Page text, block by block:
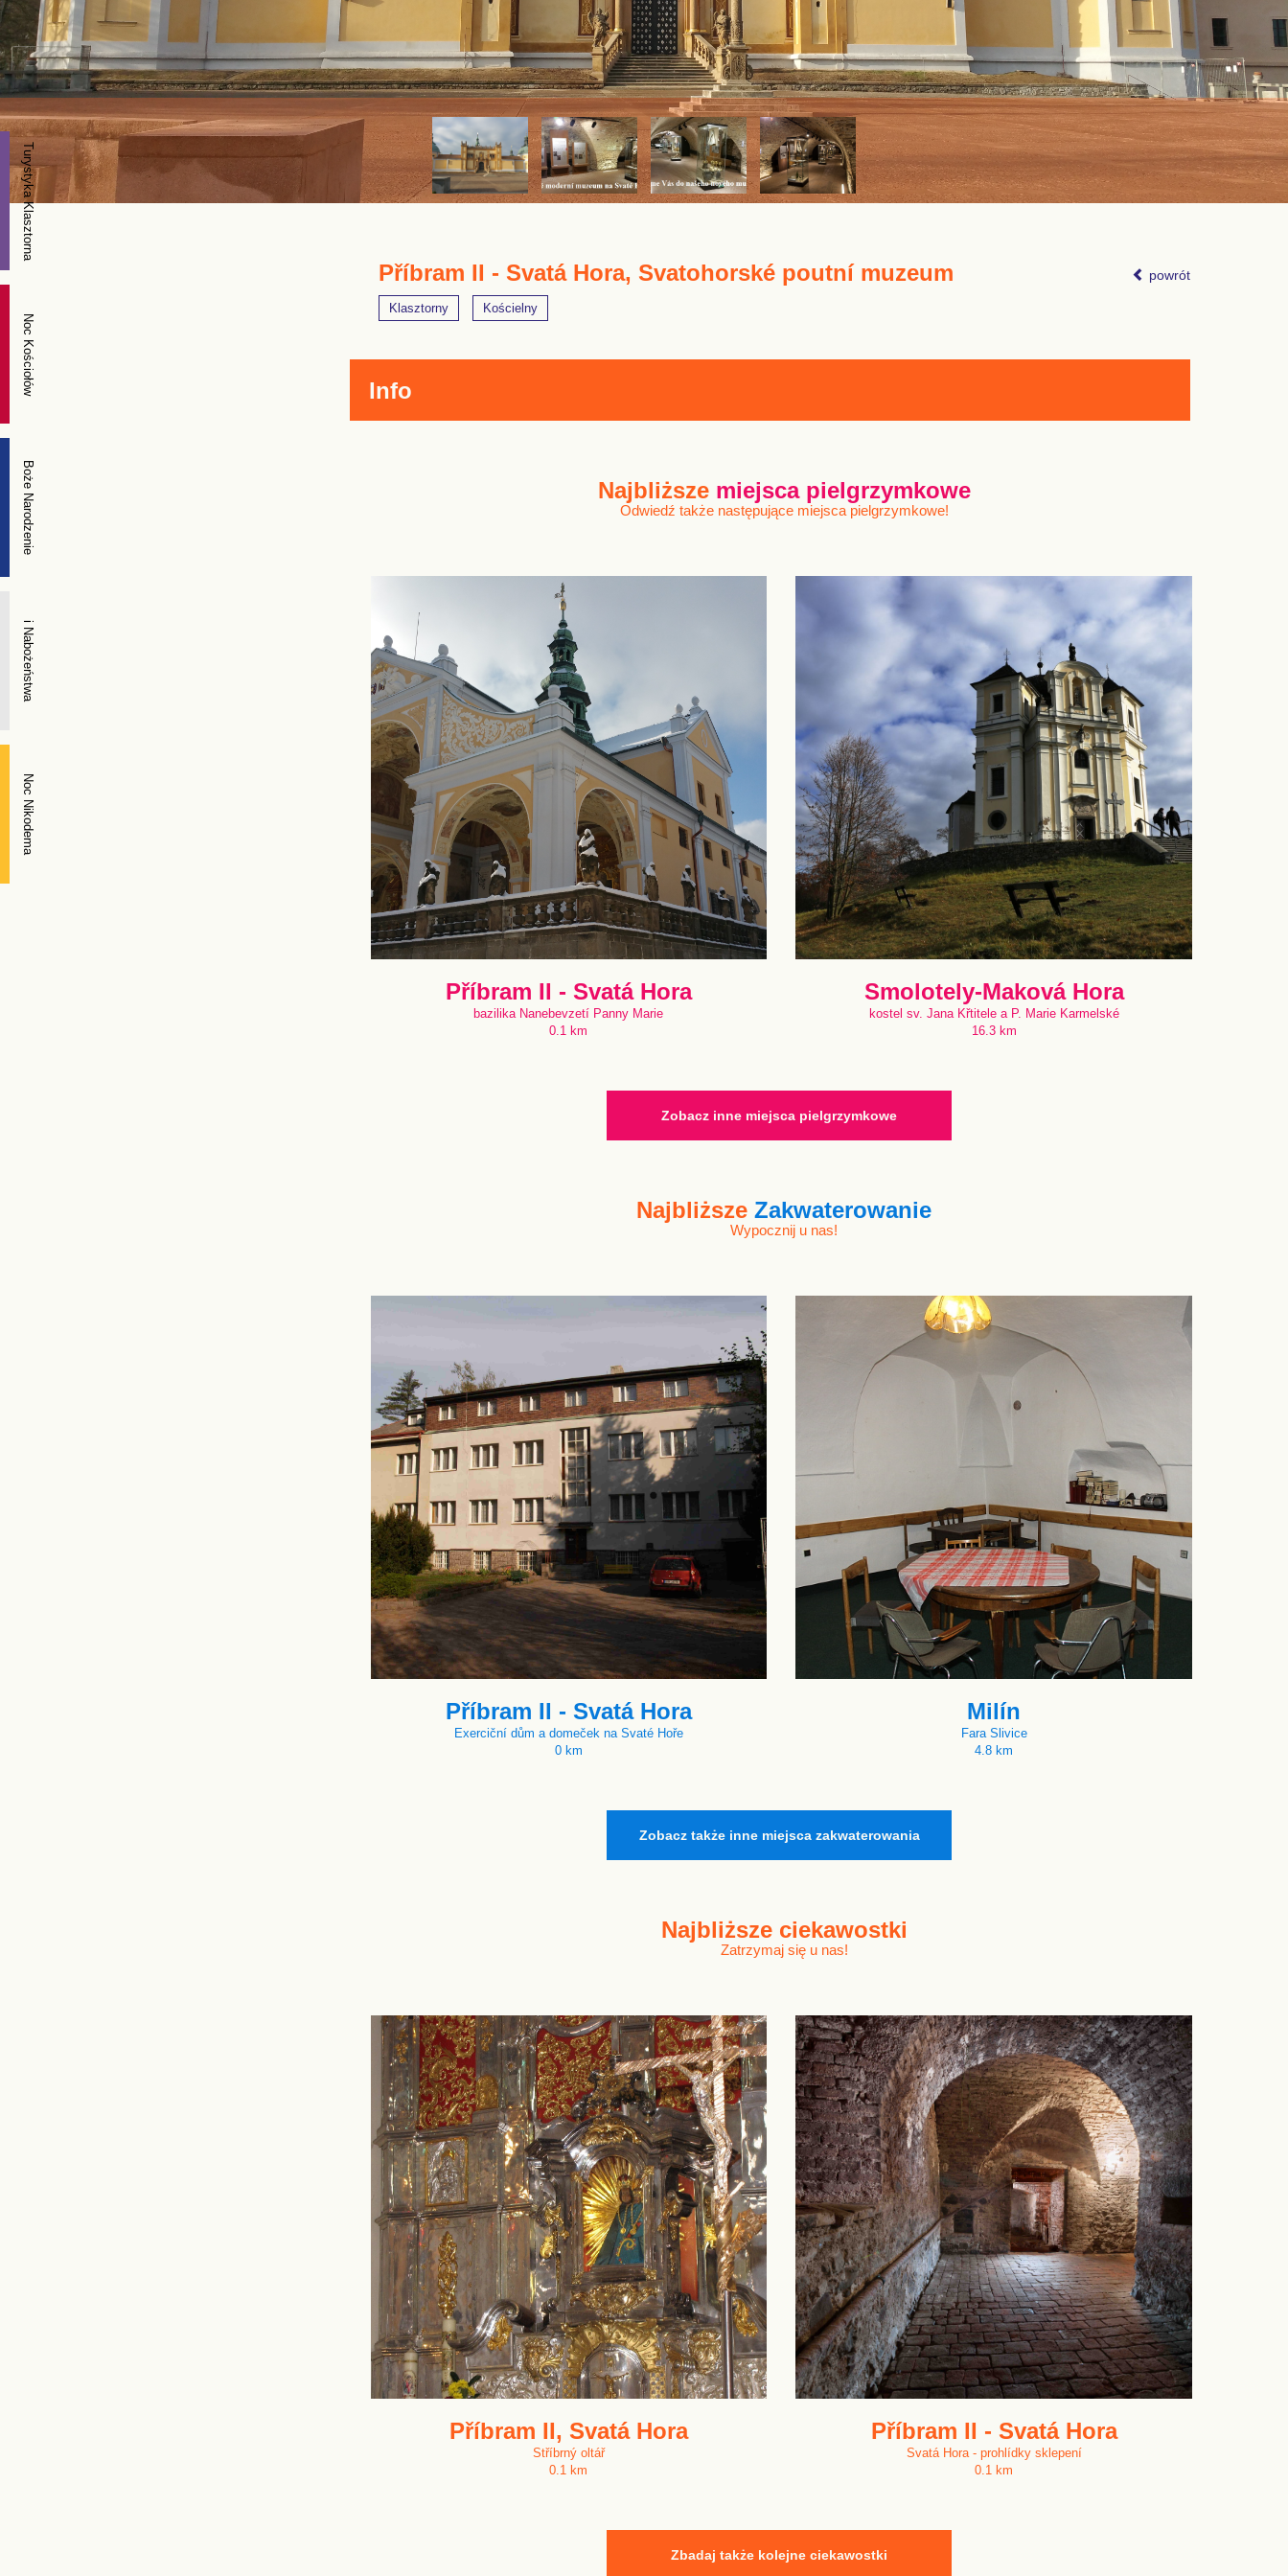
Příbram II - Svatá Hora, Svatohorské poutní muzeum powrót
Klasztorny Kościelny
Info
Najbliższe miejsca pielgrzymkowe
Odwiedź także następujące miejsca pielgrzymkowe!
Příbram II - Svatá Hora
bazilika Nanebevzetí Panny Marie
0.1 km
Smolotely-Maková Hora
kostel sv. Jana Křtitele a P. Marie Karmelské
16.3 km
Zobacz inne miejsca pielgrzymkowe
NajbliższeZakwaterowanie
Wypocznij u nas!
Příbram II - Svatá Hora
Exerciční dům a domeček na Svaté Hoře
0 km
Milín
Fara Slivice
4.8 km
Zobacz także inne miejsca zakwaterowania
Najbliższe ciekawostki
Zatrzymaj się u nas!
Příbram II, Svatá Hora
Stříbrný oltář
0.1 km
Příbram II - Svatá Hora
Svatá Hora - prohlídky sklepení
0.1 km
Zbadaj także kolejne ciekawostki
Turystyka Klasztorna
Noc Nikodema
Noc Kościołów
Boże Narodzenie
i Nabożeństwa